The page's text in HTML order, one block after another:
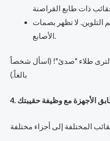
التلوين. لا تظهر بصمات
الأصابع.
لترى طلاء "صدئ"! (اسأل شخصاً
بالغاً.)
طابق الأجهزة مع وظيفة حقيبتك